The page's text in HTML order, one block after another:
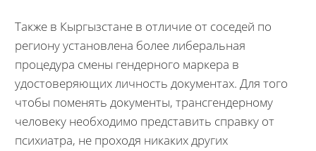
Также в Кыргызстане в отличие от соседей по
региону установлена более либеральная
процедура смены гендерного маркера в
удостоверяющих личность документах. Для того
чтобы поменять документы, трансгендерному
человеку необходимо представить справку от
психиатра, не проходя никаких других